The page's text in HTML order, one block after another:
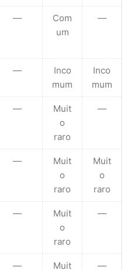
—
Com
um
—
—
Inco
mum
Inco
mum
—
Muit
o
raro
—
—
Muit
o
raro
Muit
o
raro
—
Muit
o
raro
—
— Muit —